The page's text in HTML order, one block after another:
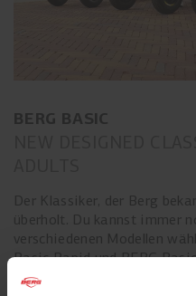
BERG BASIC
Der Klassiker, der Berg
überholt. Du kannst immer noch zwischen drei
verschiedenen Modellen
Basic Rapid und BERG